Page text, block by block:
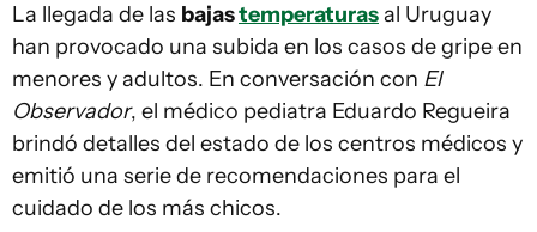
La llegada de las bajastemperaturasal Uruguay
han provocado una subida en los casos de gripe en
menores y adultos. En conversación con El
Observador, el médico pediatra Eduardo Regueira
brindó detalles del estado de los centros médicos y
emitió una serie de recomendaciones para el
cuidado de los más chicos.